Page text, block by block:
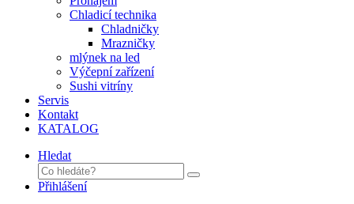
Chladicí technika
Chladničky
Mrazničky
mlýnek na led
Výčepní zařízení
Sushi vitríny
Servis
Kontakt
KATALOG
Hledat
Přihlášení